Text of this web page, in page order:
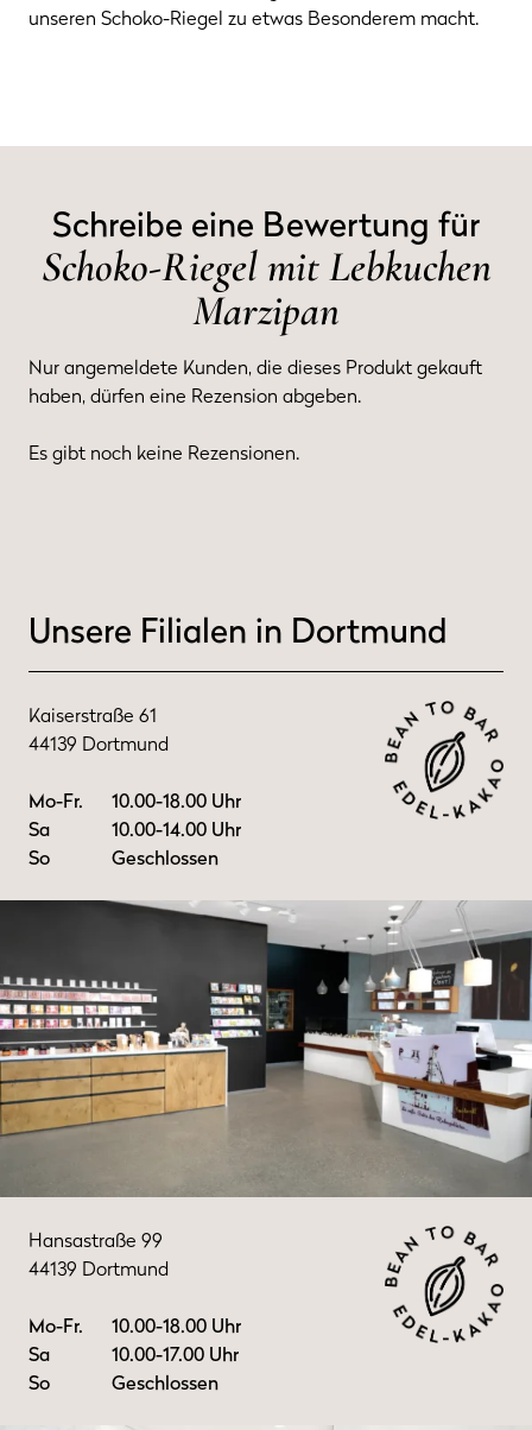
unseren Schoko-Riegel zu etwas Besonderem macht.
Schreibe eine Bewertung für
Schoko-Riegel mit Lebkuchen
Marzipan
Es gibt noch keine Rezensionen.
Nur angemeldete Kunden, die dieses Produkt gekauft
haben, dürfen eine Rezension abgeben.
Unsere Filialen in Dortmund
Kaiserstraße 61
44139 Dortmund
Mo-Fr.
Sa
So
10.00-18.00 Uhr
10.00-14.00 Uhr
Geschlossen
Hansastraße 99
44139 Dortmund
Mo-Fr.
Sa
So
10.00-18.00 Uhr
10.00-17.00 Uhr
Geschlossen